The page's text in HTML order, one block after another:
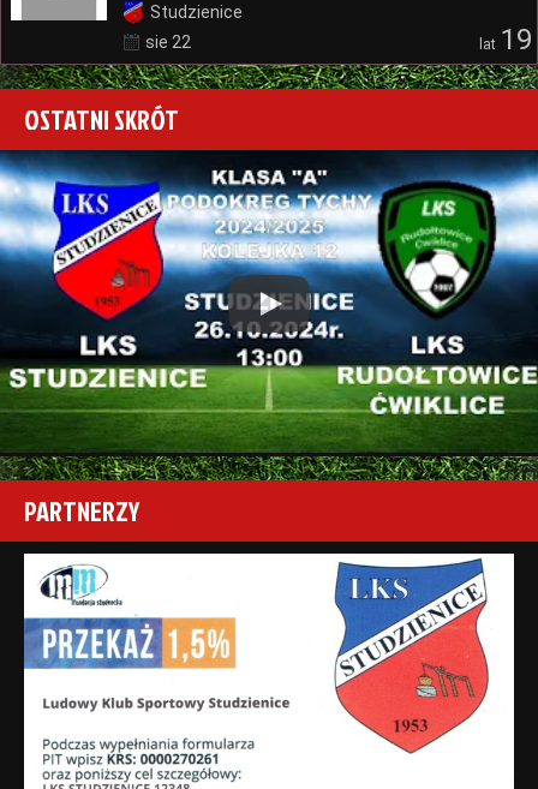
Studzienice
sie 22
lat 19
OSTATNI SKRÓT
Play
PARTNERZY